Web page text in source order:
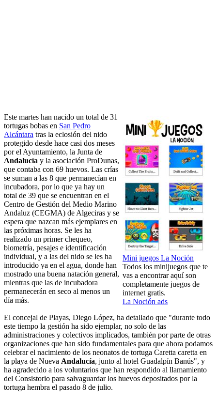
Mini juegos La Noción
Todos los minijuegos que te
vas a encontrar aquí son
completamente juegos de
internet gratis.
La Noción ads
Este martes han nacido un total de 31
tortugas bobas en San Pedro
Alcántara tras la eclosión del nido
protegido desde hace casi dos meses
por el Ayuntamiento, la Junta de
Andalucía y la asociación ProDunas,
que contaba con 69 huevos. Las crías
se suman a las 8 que permanecían en
incubadora, por lo que ya hay un
total de 39 que se encuentran en el
Centro de Gestión del Medio Marino
Andaluz (CEGMA) de Algeciras y se
espera que nazcan más ejemplares en
las próximas horas. Se les ha
realizado un primer chequeo,
biometría, pesajes e identificación
individual, y a las del nido se les ha
introducido ya en el agua, donde han
mostrado una buena natación general,
mientras que las de incubadora
permanecerán en seco al menos un
día más.
El concejal de Playas, Diego López, ha detallado que "durante todo
este tiempo la gestión ha sido ejemplar, no solo de las
administraciones y colectivos implicados, también por parte de otras
organizaciones que han sido fundamentales para que ahora podamos
celebrar el nacimiento de los neonatos de tortuga Caretta caretta en
la playa de Nueva Andalucía, junto al hotel Guadalpín Banús", y
ha agradecido a los voluntarios que han respondido al llamamiento
del Consistorio para salvaguardar los huevos depositados por la
tortuga hembra el pasado 8 de julio.